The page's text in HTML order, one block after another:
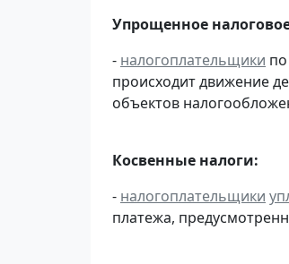
Упрощенное
- налогоплательщики
происходит движение
объектов
Косвенные налоги:
- налогоплательщики
платежа,